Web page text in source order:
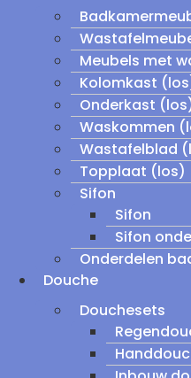
Meubels met
Kolomkast
Onderkast
Waskommen
Wastafelblad
Topplaat (los)
Sifon
Sifon
Sifon
Onderdelen
Douche
Douchesets